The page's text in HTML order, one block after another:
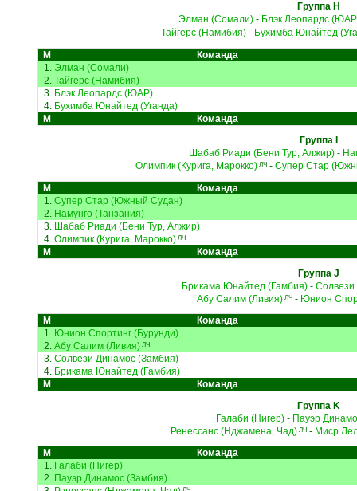
Группа H
Элман (Сомали) - Блэк Леопардс
Тайгерс (Намибия) - Бухимба Юнайтед
М
Команда
1. Элман (Сомали)
2. Тайгерс (Намибия)
3. Блэк Леопардс (ЮАР)
4. Бухимба Юнайтед (Уганда)
М
Команда
Группа I
Шабаб Риади (Бени Тур, Алжир)-
Олимпик (Курига, Марокко) ЛЧ - Супер Стар
М
Команда
1. Супер Стар (Южный Судан)
2. Намунго (Танзания)
3. Шабаб Риади (Бени Тур, Алжир)
4. Олимпик (Курига, Марокко)ЛЧ
М
Команда
Группа J
Брикама Юнайтед (Гамбия)-
Абу Салим (Ливия)ЛЧ- Юнион
М
Команда
1. Юнион Спортинг (Бурунди)
2. Абу Салим (Ливия)ЛЧ
3. Солвези Динамос (Замбия)
4. Брикама Юнайтед (Гамбия)
М
Команда
Группа K
Галаби (Нигер)- Пауэр
Ренессанс (Нджамена, Чад) ЛЧ - Миср
М
Команда
1. Галаби (Нигер)
2. Пауэр Динамос (Замбия)